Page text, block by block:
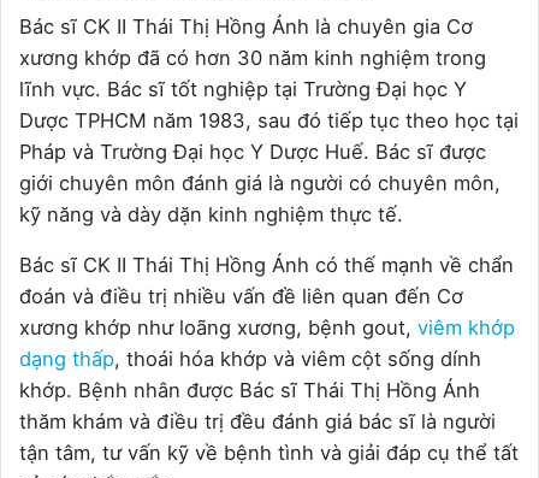
Bác sĩ CK II Thái Thị Hồng Ánh là chuyên gia Cơ
xương khớp đã có hơn 30 năm kinh nghiệm trong
lĩnh vực. Bác sĩ tốt nghiệp tại Trường Đại học Y
Dược TPHCM năm 1983, sau đó tiếp tục theo học tại
Pháp và Trường Đại học Y Dược Huế. Bác sĩ được
giới chuyên môn đánh giá là người có chuyên môn,
kỹ năng và dày dặn kinh nghiệm thực tế.
Bác sĩ CK II Thái Thị Hồng Ánh có thế mạnh về chẩn
đoán và điều trị nhiều vấn đề liên quan đến Cơ
xương khớp như loãng xương, bệnh gout, viêm khớp
dạng thấp, thoái hóa khớp và viêm cột sống dính
khớp. Bệnh nhân được Bác sĩ Thái Thị Hồng Ánh
thăm khám và điều trị đều đánh giá bác sĩ là người
tận tâm, tư vấn kỹ về bệnh tình và giải đáp cụ thể tất